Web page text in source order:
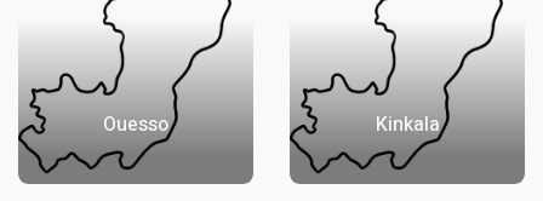
Ouesso Kinkala